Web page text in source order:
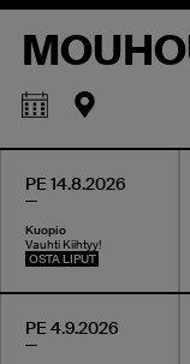
PE 14.8.2026
Kuopio
Vauhti Kiihtyy!
OSTA LIPUT
PE 4.9.2026